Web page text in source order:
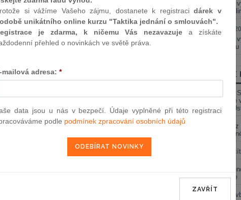
porušení zákona, zákonem, žalobu
čekají pokuty za to, že neuvádějí kompletní ceny
v minulých týdnech více než třicet cestovek a
správní řízení kvůli
o ceně nesmí vzbuzovat zdání, že cena je nižší, než
ČOI Jana Příhodová. Lidé nalákaní na zájezd za deset
Praktické
smluv
Praktické
Vnosy ze
soudu a
Výpověď
Nová
Změna
energetice
Černé
si vážíme Vašeho zájmu, dostanete k registracidárek v
unikátního online kurzu "Taktika jednání o smlouvách".
je zdarma, k ničemu Vás nezavazuje a získáte
přehled o novinkách ve světě práva.
mailová adresa: *
data jsou u nás v bezpečí. Údaje vyplněné při této registraci
podle podmínek zpracování osobních údajů
ZAVŘÍT